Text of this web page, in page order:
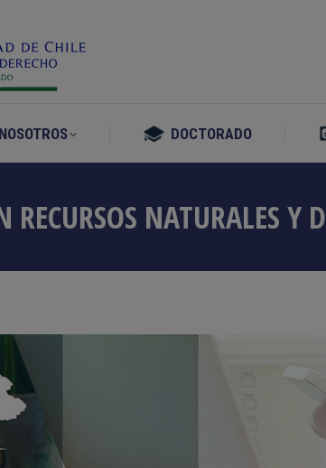
NOSOTROS DOCTORADO
NATURALES Y